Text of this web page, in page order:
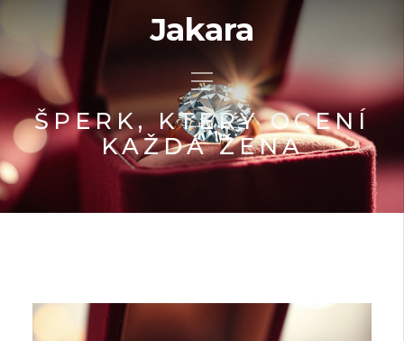
Jakara
ŠPERK, KTERÝ OCENÍ
KAŽDÁ ŽENA